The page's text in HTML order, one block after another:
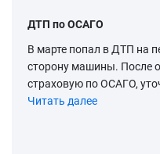
ДТП по ОСАГО
В марте попал в ДТП на
сторону машины. После
страховую по ОСАГО,
Читать далее